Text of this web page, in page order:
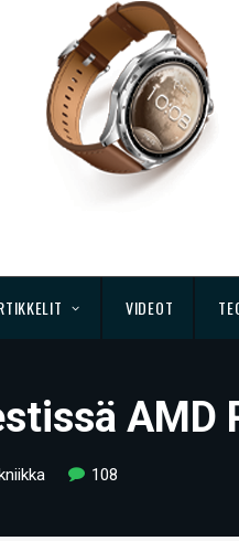
VIDEOT
AMD
108